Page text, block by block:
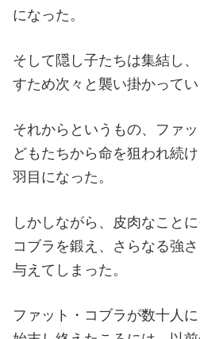
になった。
そして隠し子たちは集結し
すため次々と襲い掛かってい
それからというもの、ファ
どもたちから命を狙われ続
羽目になった。
しかしながら、皮肉なこと
コブラを鍛え、さらなる強
与えてしまった。
ファット・コブラが数十人